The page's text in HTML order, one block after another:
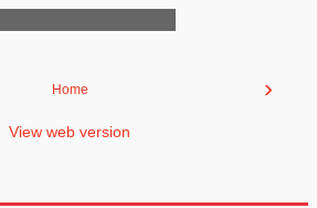
›
Home
View web version